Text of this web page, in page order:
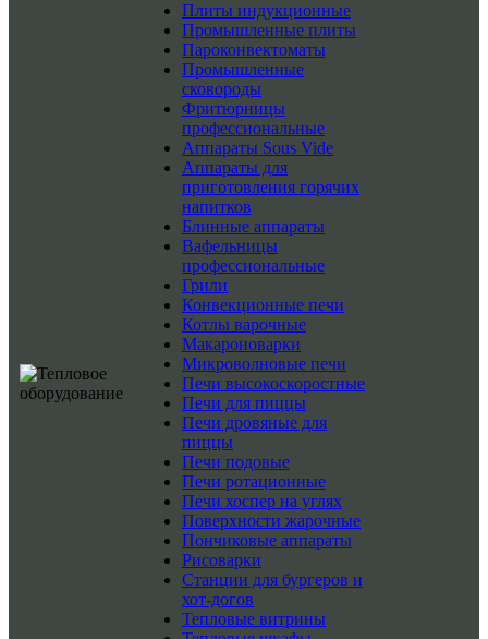
Плиты индукционные
Промышленные плиты
Пароконвектоматы
Промышленные
сковороды
Фритюрницы
профессиональные
Аппараты Sous Vide
Аппараты для
приготовления горячих
напитков
Блинные аппараты
Вафельницы
профессиональные
Грили
Конвекционные печи
Котлы варочные
Макароноварки
Микроволновые печи
Печи высокоскоростные
Печи для пиццы
Печи дровяные для
пиццы
Печи подовые
Печи ротационные
Печи хоспер на углях
Поверхности жарочные
Пончиковые аппараты
Рисоварки
Станции для бургеров и
хот-догов
Тепловые витрины